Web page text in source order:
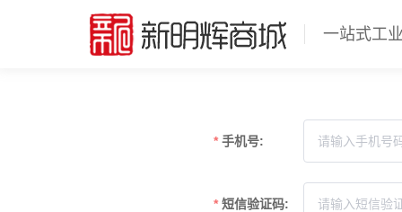
一站式工
手机号:
短信验证码: